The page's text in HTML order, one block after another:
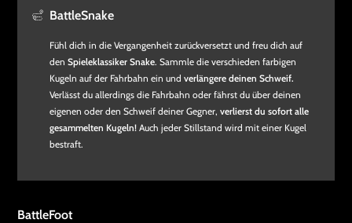
BattleSnake
Fühl dich in die Vergangenheit zurückversetzt und freu dich auf
den Spieleklassiker Snake. Sammle die verschieden farbigen
Kugeln auf der Fahrbahn ein und verlängere deinen Schweif.
Verlässt du allerdings die Fahrbahn oder fährst du über deinen
eigenen oder den Schweif deiner Gegner, verlierst du sofort alle
gesammelten Kugeln! Auch jeder Stillstand wird mit einer Kugel
bestraft.
BattleFoot